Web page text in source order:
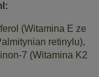
(Witamina E ze
retinylu),
7 (Witamina K2